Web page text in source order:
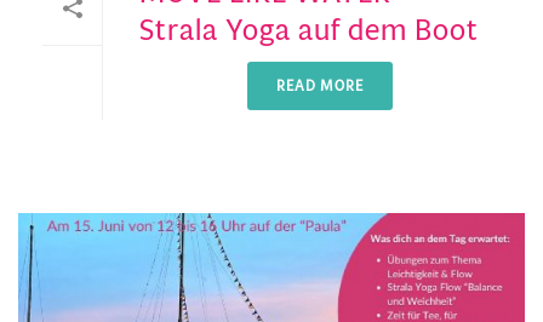
Strala Yoga auf dem Boot
READ MORE